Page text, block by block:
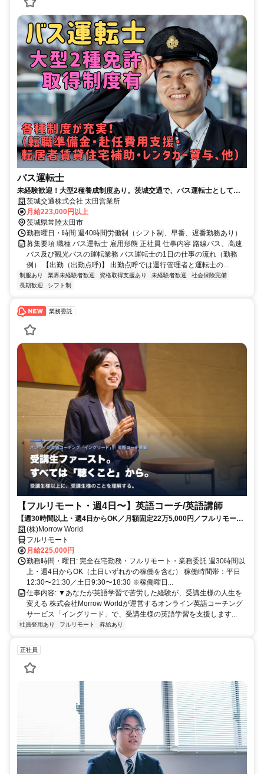
バス運転士
未経験歓迎！大型2種養成制度あり。茨城交通で、バス運転士として活
躍しませんか。
茨城交通株式会社 太田営業所
月給223,000円以上
茨城県常陸太田市
勤務曜日・時間 週40時間労働制（シフト制、早番、遅番勤務あり）
募集要項 職種 バス運転士 雇用形態 正社員 仕事内容 路線バス、高速
バス及び観光バスの運転業務 バス運転士の1日の仕事の流れ（勤務
例） 【出勤（出勤点呼)】 出勤点呼では運行管理者と運転士の...
制服あり 業界未経験者歓迎 資格取得支援あり 未経験者歓迎
社会保険完備
長期歓迎
シフト制
業務委託
【フルリモート・週4日〜】英語コーチ/英語講師
【週30時間以上・週4日からOK／月額固定22万5,000円／フルリモー
ト】英語学習経験を活かし、受講生の目標達成に伴走する仕事です。
(株)Morrow World
フルリモート
月給225,000円
勤務時間・曜日: 完全在宅勤務・フルリモート・業務委託 週30時間以
上・週4日からOK（土日いずれかの稼働を含む） 稼働時間帯：平日
12:30〜21:30／土日9:30〜18:30 ※稼働曜日...
仕事内容: ▼あなたが英語学習で苦労した経験が、受講生様の人生を
変える 株式会社Morrow Worldが運営するオンライン英語コーチング
サービス「イングリード」で、受講生様の英語学習を支援します...
社員登用あり フルリモート 昇給あり
正社員